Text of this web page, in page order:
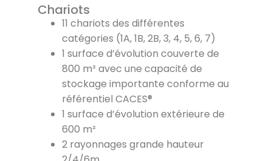
Chariots
11 chariots des différentes
catégories (1A, 1B, 2B, 3, 4, 5, 6, 7)
1 surface d’évolution couverte de
800 m² avec une capacité de
stockage importante conforme au
référentiel CACES®
1 surface d’évolution extérieure de
600 m²
2 rayonnages grande hauteur